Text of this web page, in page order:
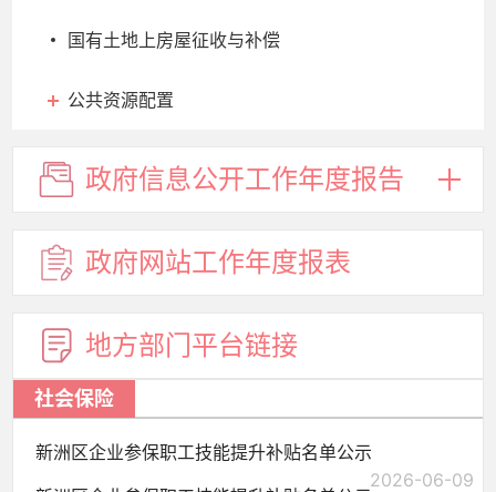
国有土地上房屋征收与补偿
公共资源配置
政府信息公开工作年度报告
政府网站工作年度报表
地方部门平台链接
社会保险
新洲区企业参保职工技能提升补贴名单公示
2026-06-09